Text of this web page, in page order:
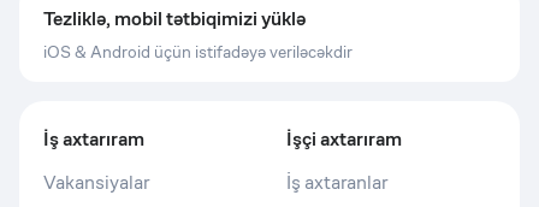
Tezliklə, mobil tətbiqimizi yüklə
iOS & Android üçün istifadəyə veriləcəkdir
İş axtarıram
Vakansiyalar
İşçi axtarıram
İş axtaranlar